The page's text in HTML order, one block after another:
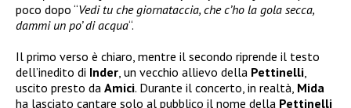
poco dopo “Vedi tu che giornataccia, che c’ho la gola secca,
dammi un po’ di acqua“.
Il primo verso è chiaro, mentre il secondo riprende il testo
dell’inedito di Inder , un vecchio allievo della Pettinelli
uscito presto da Amici. Durante il concerto, in realtà, Mida
ha lasciato cantare solo al pubblico il nome della Pettinelli